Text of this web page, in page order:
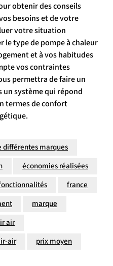
obtenir des conseils
besoins et de votre
votre situation
le type de pompe à chaleur
et à vos habitudes
vos contraintes
permettra de faire un
un système qui répond
termes de confort
différentes marques
économies réalisées
france
marque
air
air
prix moyen